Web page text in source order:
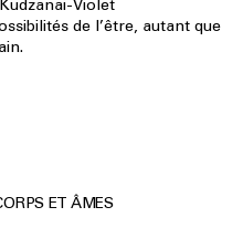
Violet
de l’être, autant que
ET ÂMES